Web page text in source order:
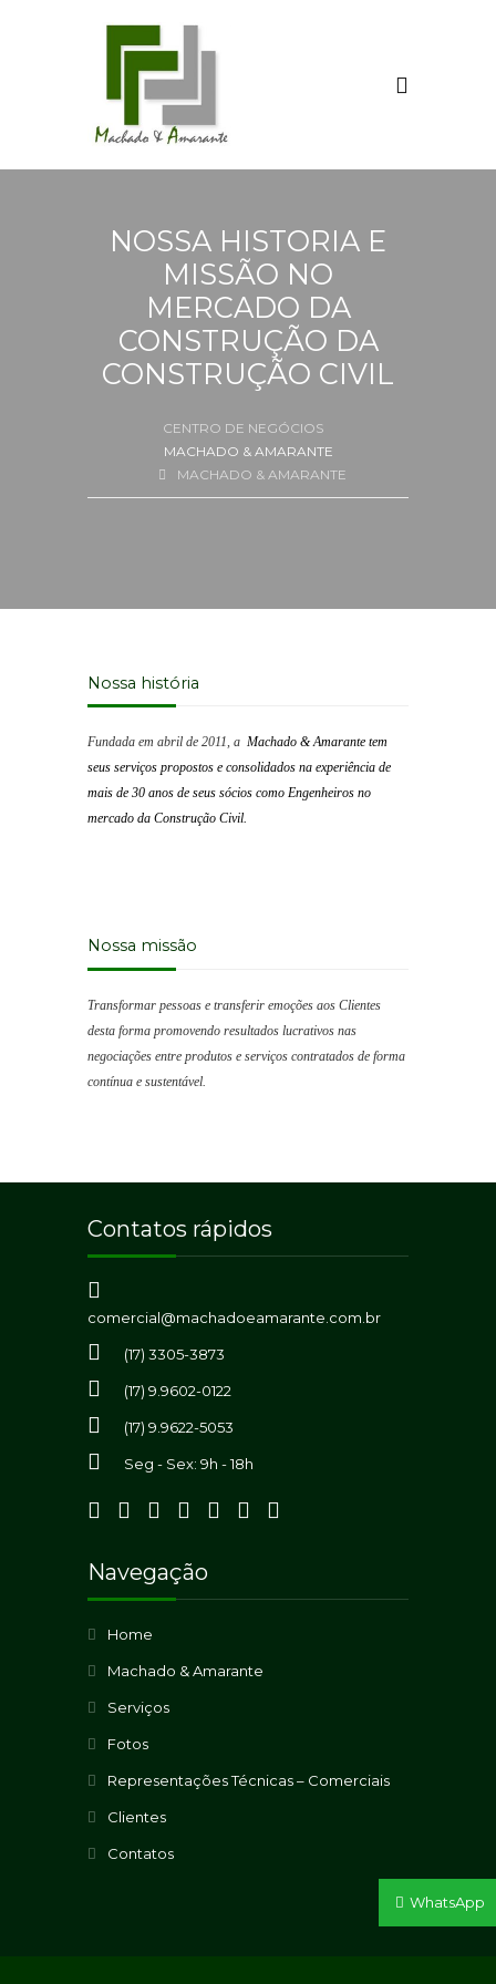
NOSSA HISTORIA E
MISSÃO NO
MERCADO DA
CONSTRUÇÃO DA
CONSTRUÇÃO CIVIL
MACHADO & AMARANTE
MACHADO & AMARANTE
Nossa história
Fundada em abril de 2011, a Machado & Amarante tem
seus serviços propostos e consolidados na experiência de
mais de 30 anos de seus sócios como Engenheiros no
mercado da Construção Civil.
Nossa missão
Transformar pessoas e transferir emoções aos Clientes
desta forma promovendo resultados lucrativos nas
negociações entre produtos e serviços contratados de forma
contínua e sustentável.
Contatos rápidos
comercial@machadoeamarante.com.br
(17) 3305-3873
(17) 9.9602-0122
(17) 9.9622-5053
Seg - Sex: 9h - 18h
Navegação
Home
Machado & Amarante
Serviços
Fotos
Representações Técnicas – Comerciais
Clientes
Contatos
WhatsApp